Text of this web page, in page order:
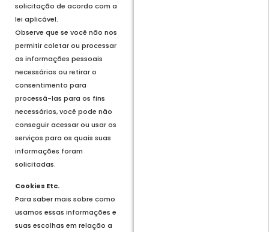
solicitação de acordo com a
lei aplicável.
Observe que se você não nos
permitir coletar ou processar
as informações pessoais
necessárias ou retirar o
consentimento para
processá-las para os fins
necessários, você pode não
conseguir acessar ou usar os
serviços para os quais suas
informações foram
solicitadas.
Cookies Etc.
Para saber mais sobre como
usamos essas informações e
suas escolhas em relação a